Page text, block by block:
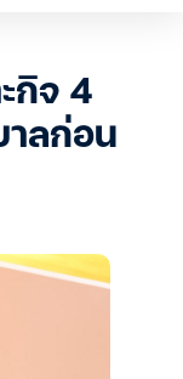
กิจ 4
ลก่อน